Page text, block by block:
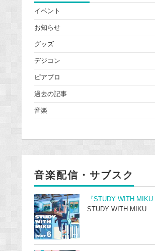
イベント
お知らせ
グッズ
デジコン
ピアプロ
過去の記事
音楽
音楽配信・サブスク
『STUDY WITH MIKU
STUDY WITH MIKU